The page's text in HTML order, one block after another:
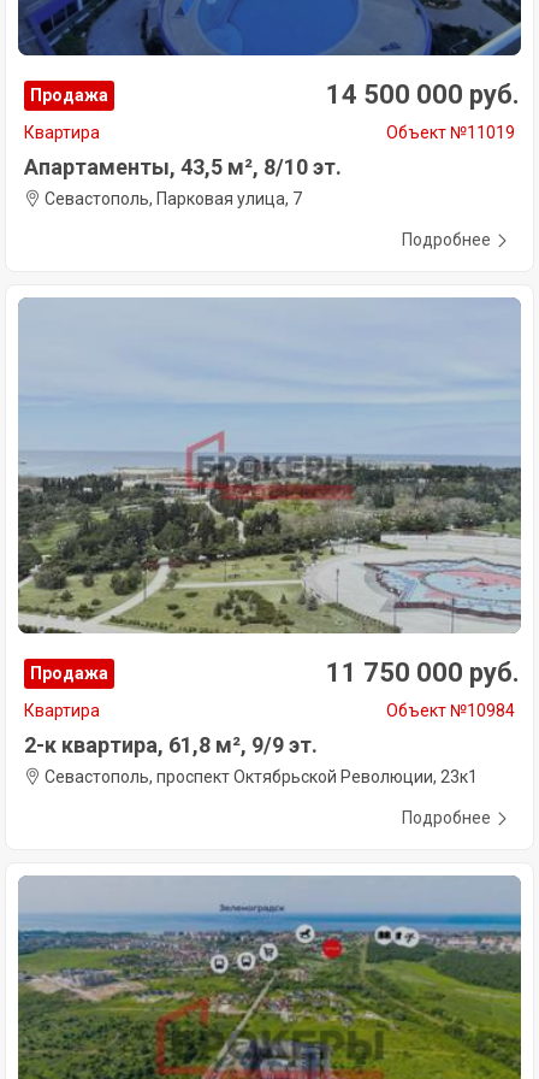
Продажа 14 500 000 руб.
Квартира Объект №11019
Апартаменты, 43,5 м², 8/10 эт.
Севастополь, Парковая улица, 7
Подробнее
Продажа 11 750 000 руб.
Квартира Объект №10984
2-к квартира, 61,8 м², 9/9 эт.
Севастополь, проспект Октябрьской Революции, 23к1
Подробнее